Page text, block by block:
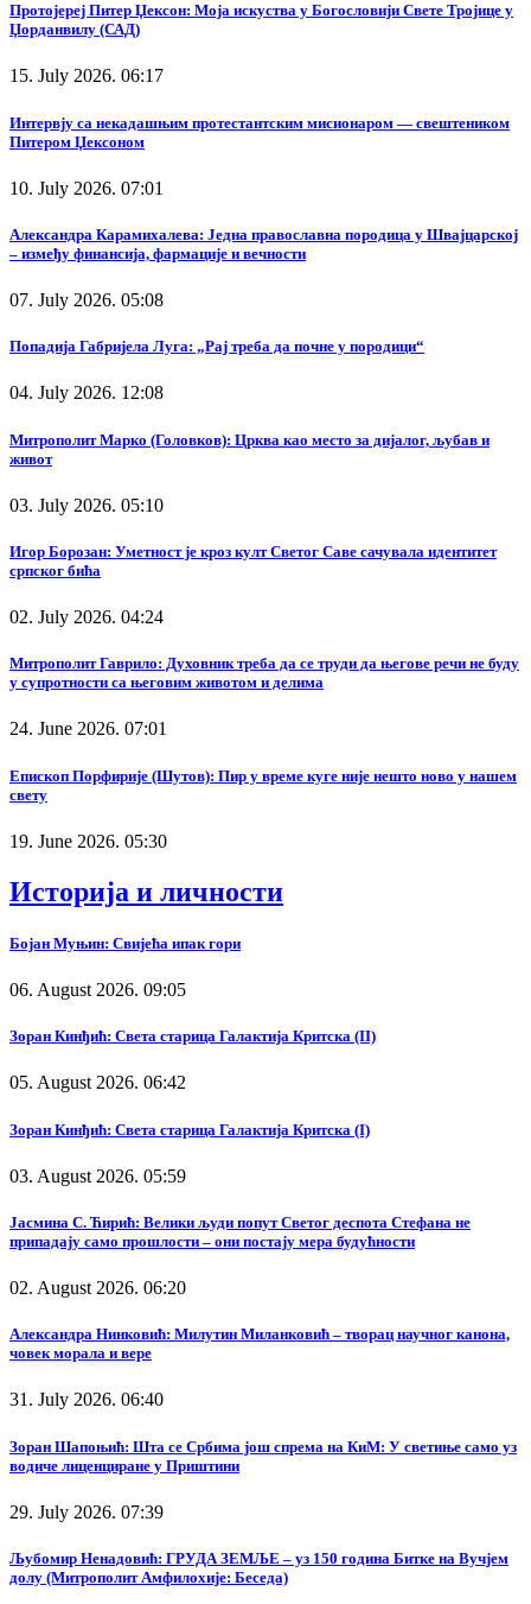
Протојереј Питер Џексон: Моја искуства у Богословији Свете Тројице у
Џорданвилу (САД)
15. July 2026. 06:17
Интервју са некадашњим протестантским мисионаром — свештеником
Питером Џексоном
10. July 2026. 07:01
Александра Карамихалева: Једна православна породица у Швајцарској
– између финансија, фармације и вечности
07. July 2026. 05:08
Попадија Габријела Луга: „Рај треба да почне у породици“
04. July 2026. 12:08
Митрополит Марко (Головков): Црква као место за дијалог, љубав и
живот
03. July 2026. 05:10
Игор Борозан: Уметност је кроз култ Светог Саве сачувала идентитет
српског бића
02. July 2026. 04:24
Митрополит Гаврило: Духовник треба да се труди да његове речи не буду
у супротности са његовим животом и делима
24. June 2026. 07:01
Епископ Порфирије (Шутов): Пир у време куге није нешто ново у нашем
свету
19. June 2026. 05:30
Историја и личности
Бојан Муњин: Свијећа ипак гори
06. August 2026. 09:05
Зоран Кинђић: Света старица Галактија Критска (II)
05. August 2026. 06:42
Зоран Кинђић: Света старица Галактија Критска (I)
03. August 2026. 05:59
Јасмина С. Ћирић: Велики људи попут Светог деспота Стефана не
припадају само прошлости – они постају мера будућности
02. August 2026. 06:20
Александра Нинковић: Милутин Миланковић – творац научног канона,
човек морала и вере
31. July 2026. 06:40
Зоран Шапоњић: Шта се Србима још спрема на КиМ: У светиње само уз
водиче лиценциране у Приштини
29. July 2026. 07:39
Љубомир Ненадовић: ГРУДА ЗЕМЉЕ – уз 150 година Битке на Вучјем
долу (Митрополит Амфилохије: Беседа)